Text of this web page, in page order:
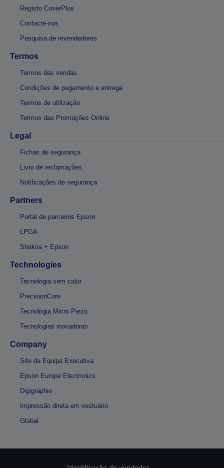
Registo CoverPlus
Contacte-nos
Pesquisa de revendedores
Termos
Termos das vendas
Condições de pagamento e entrega
Termos de utilização
Termos das Promoções Online
Legal
Fichas de segurança
Livro de reclamações
Notificações de segurança
Partners
Portal de parceiros Epson
LPGA
Shakira + Epson
Technologies
Tecnologia sem calor
PrecisionCore
Tecnologia Micro Piezo
Tecnologias inovadoras
Company
Site da Equipa Executiva
Epson Europe Electronics
Digigraphie
Impressão direta em vestuário
Global